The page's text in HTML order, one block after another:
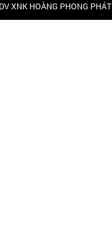
XNK HOÀNG PHONG PHÁT